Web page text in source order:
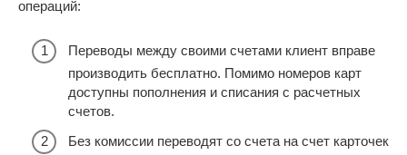
операций:
Переводы между своими счетами клиент вправе
производить бесплатно. Помимо номеров карт
доступны пополнения и списания с расчетных
счетов.
Без комиссии переводят со счета на счет карточек